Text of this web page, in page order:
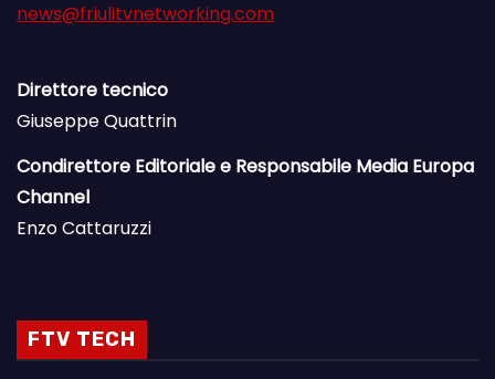
news@friulitvnetworking.com
Direttore tecnico
Giuseppe Quattrin
Condirettore Editoriale e Responsabile Media Europa
Channel
Enzo Cattaruzzi
FTV TECH